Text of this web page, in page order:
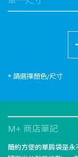
* 請選擇顏色/尺寸
M+ 商店筆記
簡約方便的單肩袋是